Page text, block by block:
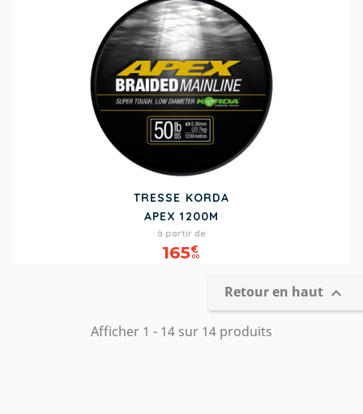
TRESSE KORDA
APEX 1200M
Prix
à partir de
165€
00
Retour en haut 
Afficher 1 - 14 sur 14 produits